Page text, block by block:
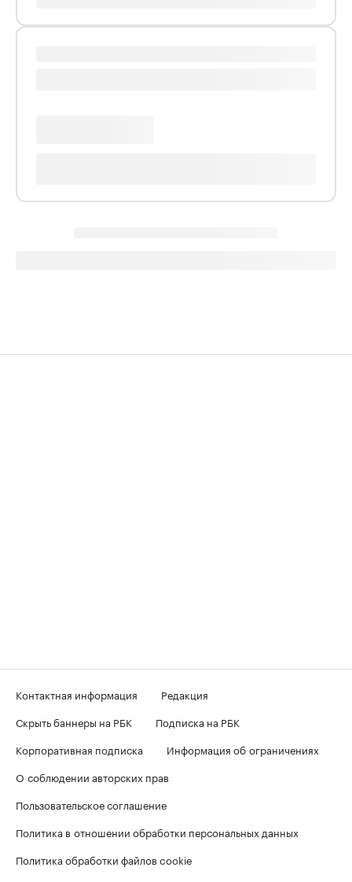
Контактная информация
Редакция
Скрыть баннеры на РБК
Подписка на РБК
Корпоративная подписка
Информация об ограничениях
О соблюдении авторских прав
Пользовательское соглашение
Политика в отношении обработки персональных данных
Политика обработки файлов cookie